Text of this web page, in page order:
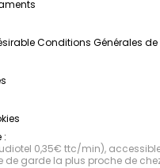
Conditions Générales de
:
0,35€ ttc/min),
de garde la plus proche de